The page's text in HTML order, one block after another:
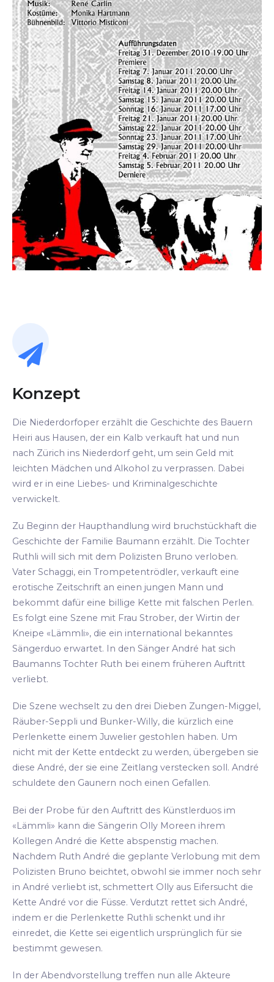
Konzept
Die Niederdorfoper erzählt die Geschichte des Bauern
Heiri aus Hausen, der ein Kalb verkauft hat und nun
nach Zürich ins Niederdorf geht, um sein Geld mit
leichten Mädchen und Alkohol zu verprassen. Dabei
wird er in eine Liebes- und Kriminalgeschichte
verwickelt.
Zu Beginn der Haupthandlung wird bruchstückhaft die
Geschichte der Familie Baumann erzählt. Die Tochter
Ruthli will sich mit dem Polizisten Bruno verloben.
Vater Schaggi, ein Trompetentrödler, verkauft eine
erotische Zeitschrift an einen jungen Mann und
bekommt dafür eine billige Kette mit falschen Perlen.
Es folgt eine Szene mit Frau Strober, der Wirtin der
Kneipe «Lämmli», die ein international bekanntes
Sängerduo erwartet. In den Sänger André hat sich
Baumanns Tochter Ruth bei einem früheren Auftritt
verliebt.
Die Szene wechselt zu den drei Dieben Zungen-Miggel,
Räuber-Seppli und Bunker-Willy, die kürzlich eine
Perlenkette einem Juwelier gestohlen haben. Um
nicht mit der Kette entdeckt zu werden, übergeben sie
diese André, der sie eine Zeitlang verstecken soll. André
schuldete den Gaunern noch einen Gefallen.
Bei der Probe für den Auftritt des Künstlerduos im
«Lämmli» kann die Sängerin Olly Moreen ihrem
Kollegen André die Kette abspenstig machen.
Nachdem Ruth André die geplante Verlobung mit dem
Polizisten Bruno beichtet, obwohl sie immer noch sehr
in André verliebt ist, schmettert Olly aus Eifersucht die
Kette André vor die Füsse. Verdutzt rettet sich André,
indem er die Perlenkette Ruthli schenkt und ihr
einredet, die Kette sei eigentlich ursprünglich für sie
bestimmt gewesen.
In der Abendvorstellung treffen nun alle Akteure